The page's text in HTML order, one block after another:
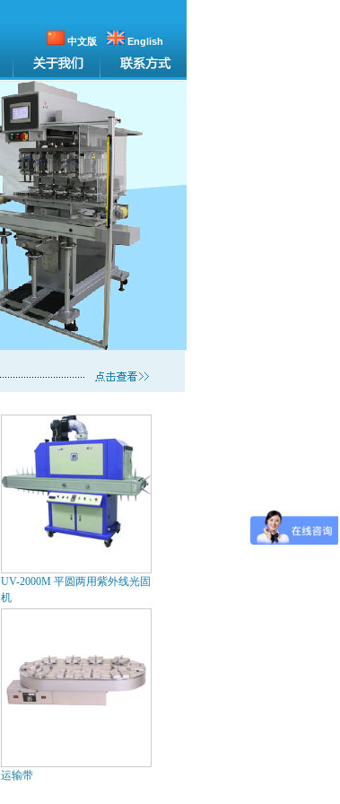
中文版 English
UV-2000M 平圆两用紫外线光固
机
运输带